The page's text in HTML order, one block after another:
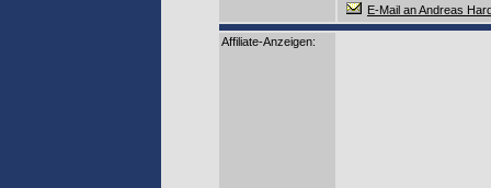
E-Mail an Andreas
Affiliate-Anzeigen: